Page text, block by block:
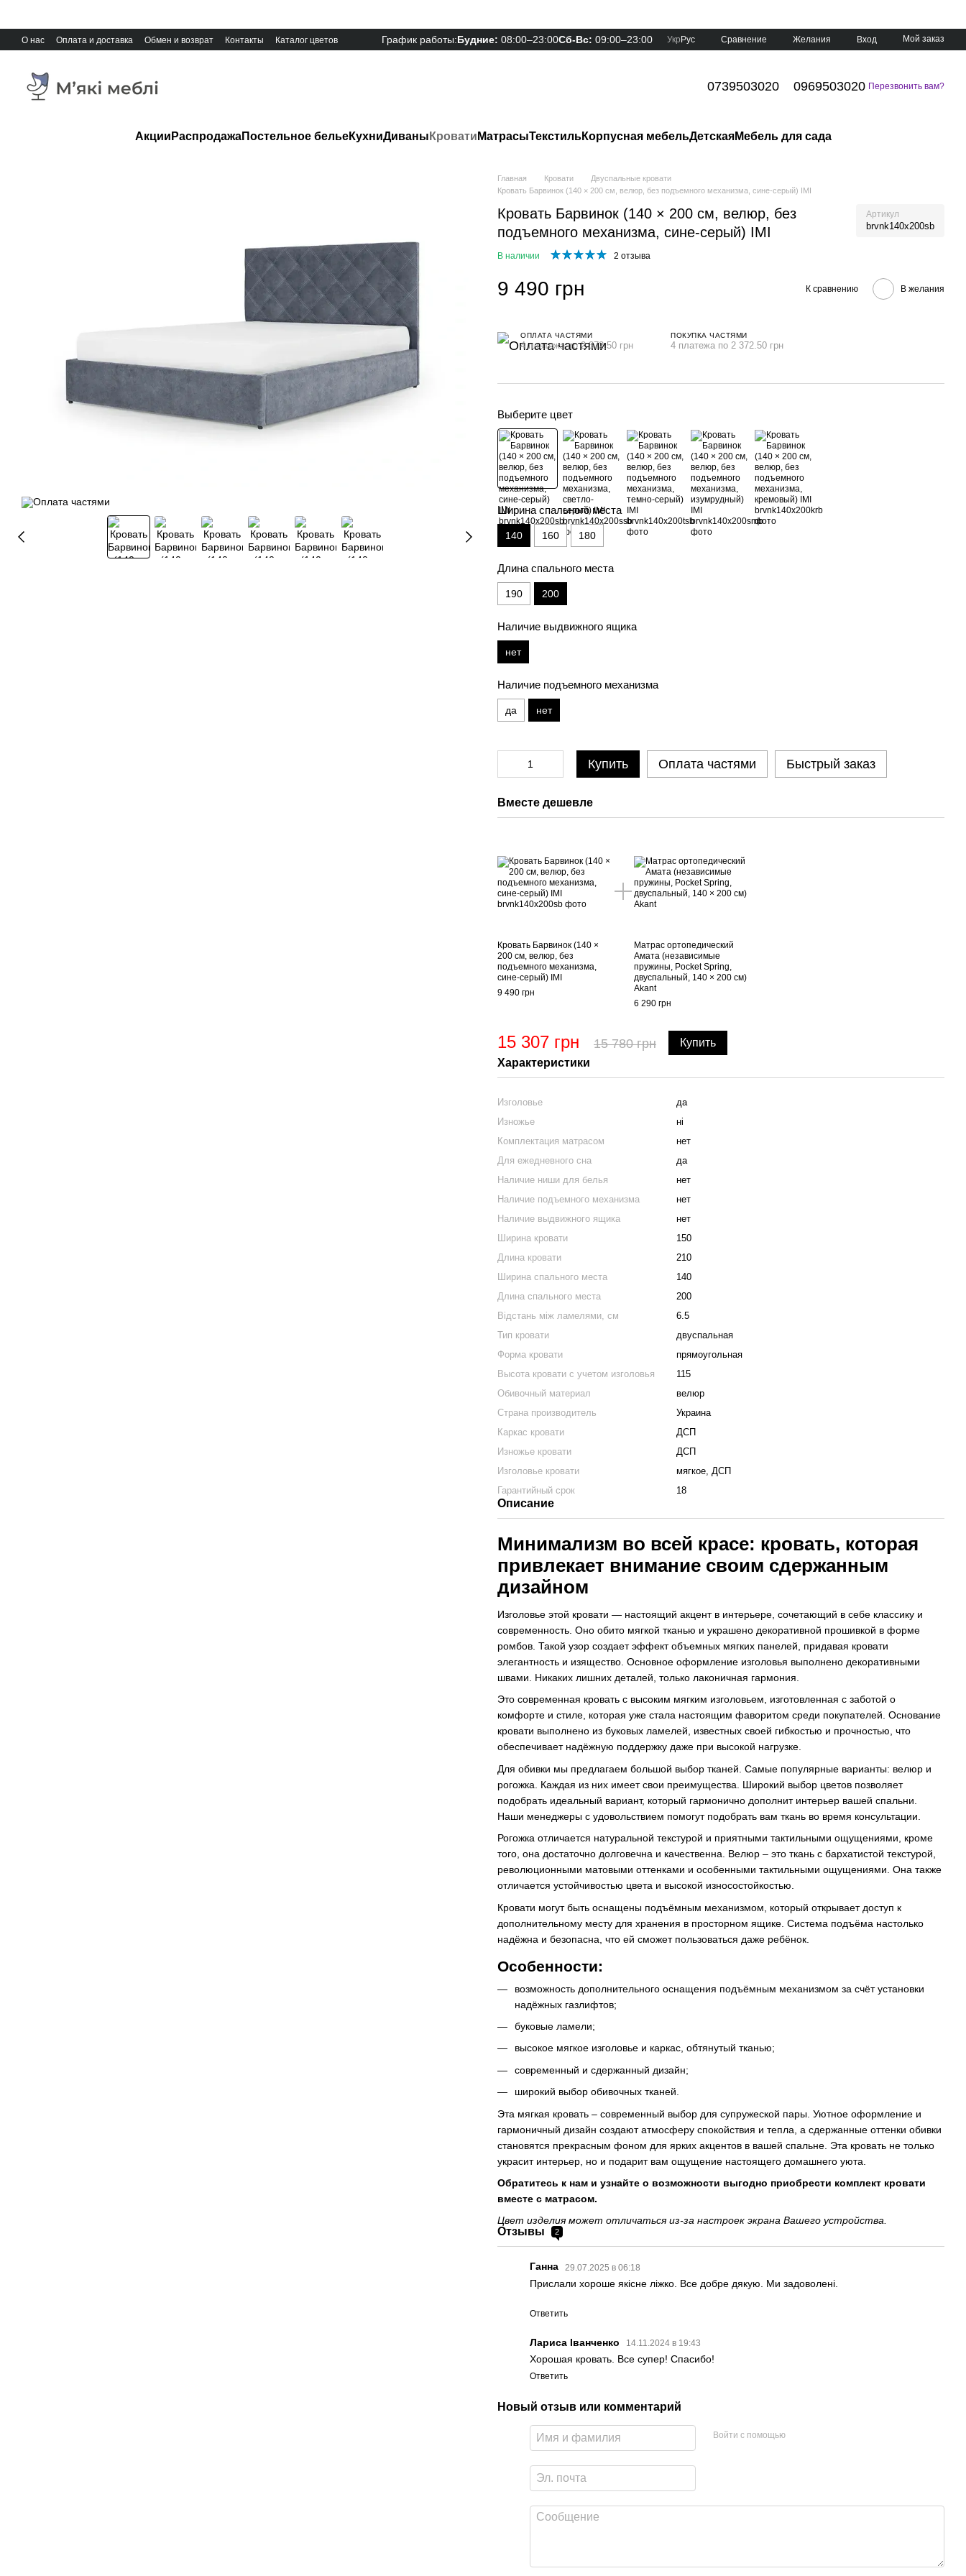
О нас Оплата и доставка Обмен и возврат Контакты Каталог цветов График работы:Будние: 08:00–23:00Сб-Вс: 09:00–23:00 Укр Рус Сравнение Желания Вход Мой заказ
0739503020 0969503020 Перезвонить вам?
Акции РаспродажаПостельное бельеКухниДиваны Кровати МатрасыТекстильКорпусная мебельДетскаяМебель для сада
Главная Кровати
Двуспальные кровати
Кровать Барвинок (140 × 200 см, велюр, без подъемного механизма, сине-серый) IMI
Кровать Барвинок (140 × 200 см, велюр, без
подъемного механизма, сине-серый) IMI
Артикул
brvnk140x200sb
В наличии 2 отзыва
9 490 грн К сравнению В желания
ОПЛАТА ЧАСТЯМИ
4 платежа по 2 372.50 грн
ПОКУПКА ЧАСТЯМИ
4 платежа по 2 372.50 грн
Выберите цвет
Ширина спального места
140 160 180
Длина спального места
190 200
Наличие выдвижного ящика
нет
Наличие подъемного механизма
да нет
Купить Оплата частями Быстрый заказ
Вместе дешевле
Кровать Барвинок (140 ×
200 см, велюр, без
подъемного механизма,
сине-серый) IMI
9 490 грн
Матрас ортопедический
Амата (независимые
пружины, Pocket Spring,
двуспальный, 140 × 200 см)
Akant
6 290 грн
15 307 грн 15 780 грн
Купить
Характеристики
Изголовье
да
Изножье
ні
Комплектация матрасом
нет
Для ежедневного сна
да
Наличие ниши для белья
нет
Наличие подъемного механизма
нет
Наличие выдвижного ящика
нет
Ширина кровати
150
Длина кровати
210
Ширина спального места
140
Длина спального места
200
Відстань між ламелями, см
6.5
Тип кровати
двуспальная
Форма кровати
прямоугольная
Высота кровати с учетом изголовья
115
Обивочный материал
велюр
Страна производитель
Украина
Каркас кровати
ДСП
Изножье кровати
ДСП
Изголовье кровати
мягкое, ДСП
Гарантийный срок
18
Описание
Минимализм во всей красе: кровать, которая
привлекает внимание своим сдержанным
дизайном
Изголовье этой кровати — настоящий акцент в интерьере, сочетающий в себе классику и
современность. Оно обито мягкой тканью и украшено декоративной прошивкой в форме
ромбов. Такой узор создает эффект объемных мягких панелей, придавая кровати
элегантность и изящество. Основное оформление изголовья выполнено декоративными
швами. Никаких лишних деталей, только лаконичная гармония.
Это современная кровать с высоким мягким изголовьем, изготовленная с заботой о
комфорте и стиле, которая уже стала настоящим фаворитом среди покупателей. Основание
кровати выполнено из буковых ламелей, известных своей гибкостью и прочностью, что
обеспечивает надёжную поддержку даже при высокой нагрузке.
Для обивки мы предлагаем большой выбор тканей. Самые популярные варианты: велюр и
рогожка. Каждая из них имеет свои преимущества. Широкий выбор цветов позволяет
подобрать идеальный вариант, который гармонично дополнит интерьер вашей спальни.
Наши менеджеры с удовольствием помогут подобрать вам ткань во время консультации.
Рогожка отличается натуральной текстурой и приятными тактильными ощущениями, кроме
того, она достаточно долговечна и качественна. Велюр – это ткань с бархатистой текстурой,
революционными матовыми оттенками и особенными тактильными ощущениями. Она также
отличается устойчивостью цвета и высокой износостойкостью.
Кровати могут быть оснащены подъёмным механизмом, который открывает доступ к
дополнительному месту для хранения в просторном ящике. Система подъёма настолько
надёжна и безопасна, что ей сможет пользоваться даже ребёнок.
Особенности:
возможность дополнительного оснащения подъёмным механизмом за счёт установки
надёжных газлифтов;
буковые ламели;
высокое мягкое изголовье и каркас, обтянутый тканью;
современный и сдержанный дизайн;
широкий выбор обивочных тканей.
Эта мягкая кровать – современный выбор для супружеской пары. Уютное оформление и
гармоничный дизайн создают атмосферу спокойствия и тепла, а сдержанные оттенки обивки
становятся прекрасным фоном для ярких акцентов в вашей спальне. Эта кровать не только
украсит интерьер, но и подарит вам ощущение настоящего домашнего уюта.
Обратитесь к нам и узнайте о возможности выгодно приобрести комплект кровати
вместе с матрасом.
Цвет изделия может отличаться из-за настроек экрана Вашего устройства.
Отзывы 2
Ганна 29.07.2025 в 06:18
Прислали хороше якісне ліжко. Все добре дякую. Ми задоволені.
Ответить
Лариса Іванченко 14.11.2024 в 19:43
Хорошая кровать. Все супер! Спасибо!
Ответить
Новый отзыв или комментарий
Войти с помощью